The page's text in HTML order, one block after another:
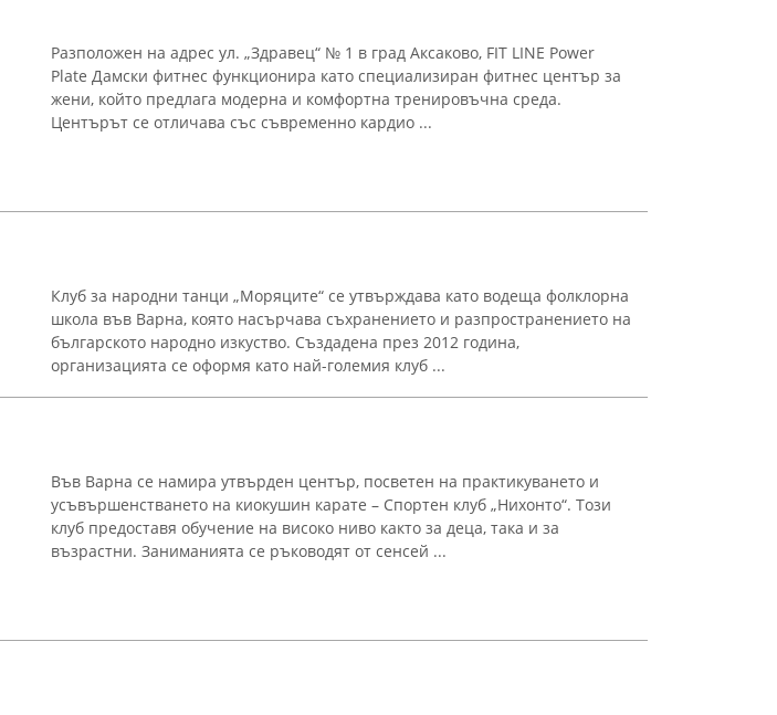
Разположен на адрес ул. „Здравец“ № 1 в град Аксаково, FIT LINE Power
Plate Дамски фитнес функционира като специализиран фитнес център за
жени, който предлага модерна и комфортна тренировъчна среда.
Центърът се отличава със съвременно кардио ...
Клуб за народни танци „Моряците“ се утвърждава като водеща фолклорна
школа във Варна, която насърчава съхранението и разпространението на
българското народно изкуство. Създадена през 2012 година,
организацията се оформя като най-големия клуб ...
Във Варна се намира утвърден център, посветен на практикуването и
усъвършенстването на киокушин карате – Спортен клуб „Нихонто“. Този
клуб предоставя обучение на високо ниво както за деца, така и за
възрастни. Заниманията се ръководят от сенсей ...